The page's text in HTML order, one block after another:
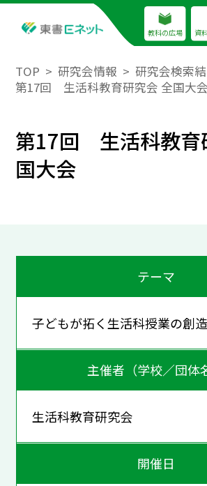
教科の広場 資
TOP 研究会情報
研究会検索
第17回 生活科教育研究会 全国大会
第17回 生活科教育
国大会
テーマ
子どもが拓く生活科授業の創造
主催者（学校／団体
生活科教育研究会
開催日